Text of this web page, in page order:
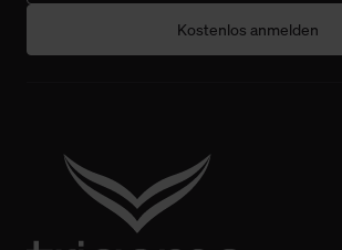
Kostenlos anmelden